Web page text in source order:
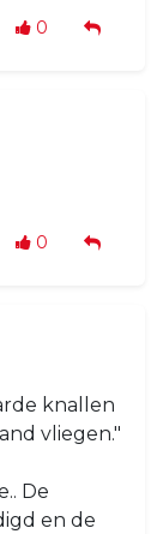
0
0
knallen
vliegen."
De
en de